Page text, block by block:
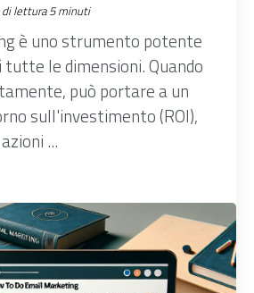
di lettura 5 minuti
è uno strumento potente
tutte le dimensioni. Quando
può portare a un
sull'investimento (ROI),
...